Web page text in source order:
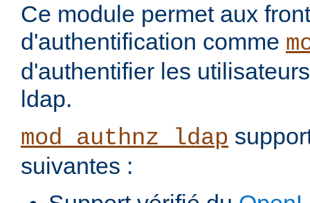
Ce module permet aux
d'authentification comme
d'authentifier les
ldap.
mod_authnz_ldap
suivantes :